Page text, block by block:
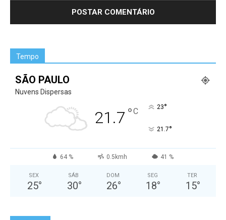
Tempo
SÃO PAULO
Nuvens Dispersas
21.7 °C 23°
21.7°
64 % 0.5kmh 41 %
SEX
25°
SÁB
30°
DOM
26°
SEG
18°
TER
15°